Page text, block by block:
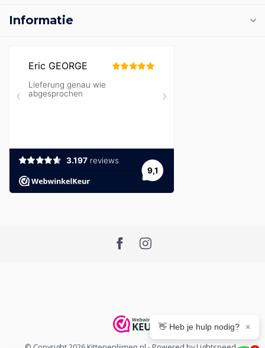
Informatie
👋 Heb je hulp nodig? ×